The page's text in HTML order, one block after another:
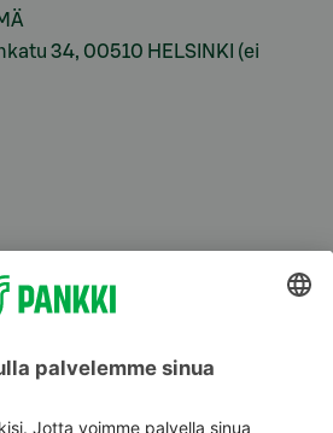
34, 00510 HELSINKI (ei